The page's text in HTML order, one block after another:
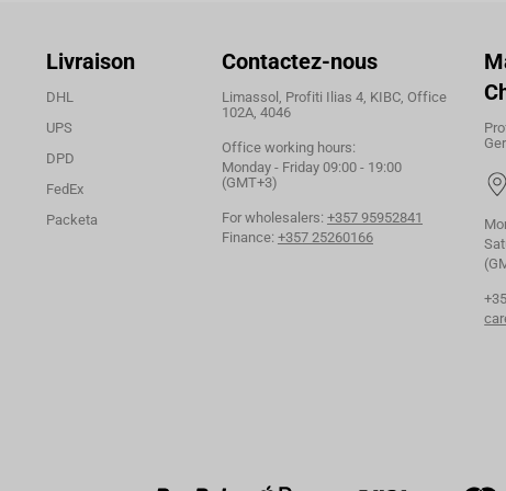
Livraison
DHL
UPS
DPD
FedEx
Packeta
Contactez-nous
Limassol, Profiti Ilias 4, KIBC, Office
102A, 4046
Office working hours:
Monday - Friday 09:00 - 19:00
(GMT+3)
For wholesalers: +357 95952841
Finance: +357 25260166